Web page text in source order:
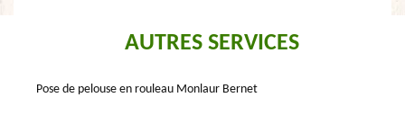
AUTRES SERVICES
Pose de pelouse en rouleau Monlaur Bernet